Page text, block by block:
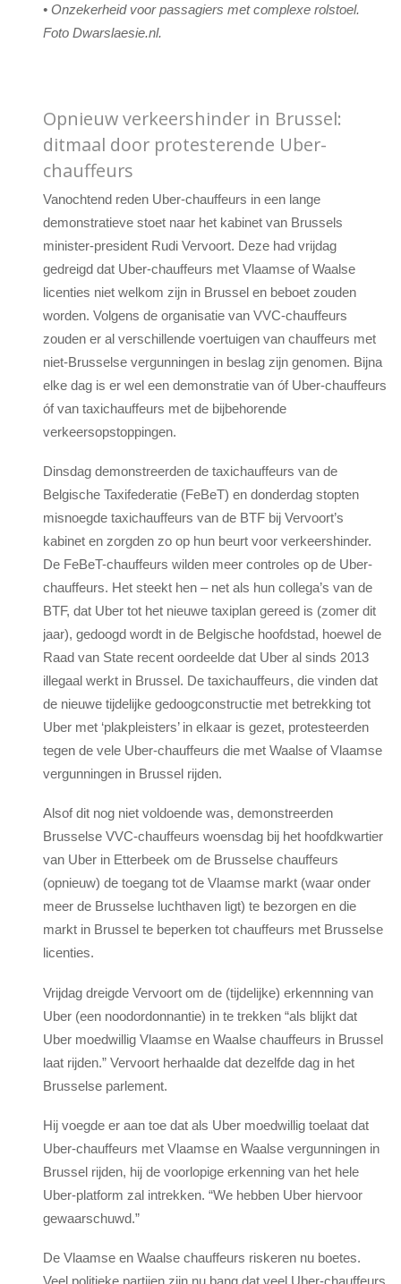
• Onzekerheid voor passagiers met complexe rolstoel.
Foto Dwarslaesie.nl.
Opnieuw verkeershinder in Brussel:
ditmaal door protesterende Uber-
chauffeurs
Vanochtend reden Uber-chauffeurs in een lange
demonstratieve stoet naar het kabinet van Brussels
minister-president Rudi Vervoort. Deze had vrijdag
gedreigd dat Uber-chauffeurs met Vlaamse of Waalse
licenties niet welkom zijn in Brussel en beboet zouden
worden. Volgens de organisatie van VVC-chauffeurs
zouden er al verschillende voertuigen van chauffeurs met
niet-Brusselse vergunningen in beslag zijn genomen. Bijna
elke dag is er wel een demonstratie van óf Uber-chauffeurs
óf van taxichauffeurs met de bijbehorende
verkeersopstoppingen.
Dinsdag demonstreerden de taxichauffeurs van de
Belgische Taxifederatie (FeBeT) en donderdag stopten
misnoegde taxichauffeurs van de BTF bij Vervoort’s
kabinet en zorgden zo op hun beurt voor verkeershinder.
De FeBeT-chauffeurs wilden meer controles op de Uber-
chauffeurs. Het steekt hen – net als hun collega’s van de
BTF, dat Uber tot het nieuwe taxiplan gereed is (zomer dit
jaar), gedoogd wordt in de Belgische hoofdstad, hoewel de
Raad van State recent oordeelde dat Uber al sinds 2013
illegaal werkt in Brussel. De taxichauffeurs, die vinden dat
de nieuwe tijdelijke gedoogconstructie met betrekking tot
Uber met ‘plakpleisters’ in elkaar is gezet, protesteerden
tegen de vele Uber-chauffeurs die met Waalse of Vlaamse
vergunningen in Brussel rijden.
Alsof dit nog niet voldoende was, demonstreerden
Brusselse VVC-chauffeurs woensdag bij het hoofdkwartier
van Uber in Etterbeek om de Brusselse chauffeurs
(opnieuw) de toegang tot de Vlaamse markt (waar onder
meer de Brusselse luchthaven ligt) te bezorgen en die
markt in Brussel te beperken tot chauffeurs met Brusselse
licenties.
Vrijdag dreigde Vervoort om de (tijdelijke) erkennning van
Uber (een noodordonnantie) in te trekken “als blijkt dat
Uber moedwillig Vlaamse en Waalse chauffeurs in Brussel
laat rijden.” Vervoort herhaalde dat dezelfde dag in het
Brusselse parlement.
Hij voegde er aan toe dat als Uber moedwillig toelaat dat
Uber-chauffeurs met Vlaamse en Waalse vergunningen in
Brussel rijden, hij de voorlopige erkenning van het hele
Uber-platform zal intrekken. “We hebben Uber hiervoor
gewaarschuwd.”
De Vlaamse en Waalse chauffeurs riskeren nu boetes.